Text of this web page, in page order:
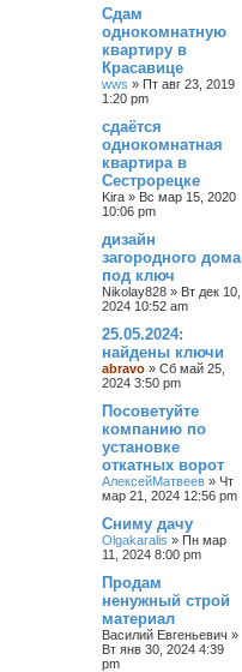
Сдам
однокомнатную
квартиру в
Красавице
wws » Пт авг 23, 2019
1:20 pm
сдаётся
однокомнатная
квартира в
Сестрорецке
Kira » Вс мар 15, 2020
10:06 pm
дизайн
загородного дома
под ключ
Nikolay828 » Вт дек 10,
2024 10:52 am
25.05.2024:
найдены ключи
abravo » Сб май 25,
2024 3:50 pm
Посоветуйте
компанию по
установке
откатных ворот
АлексейМатвеев » Чт
мар 21, 2024 12:56 pm
Сниму дачу
Olgakaralis » Пн мар
11, 2024 8:00 pm
Продам
ненужный строй
материал
Василий Евгеньевич »
Вт янв 30, 2024 4:39
pm